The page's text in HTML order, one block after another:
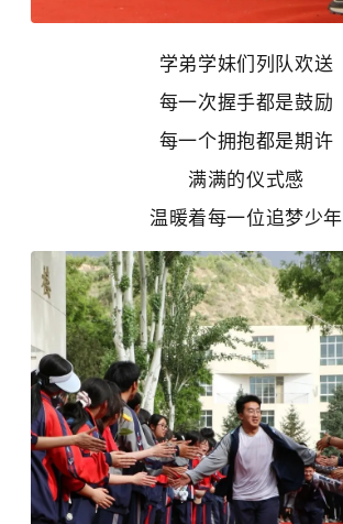
学弟学妹们列队欢送
每一次握手都是鼓励
每一个拥抱都是期许
满满的仪式感
温暖着每一位追梦少年